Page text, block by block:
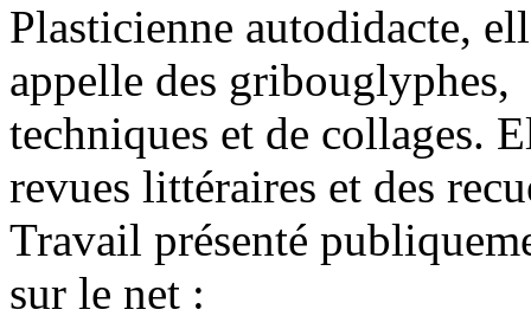
Plasticienne autodidacte,
appelle des gribouglyphes,
techniques et de collages.
revues littéraires et des
Travail présenté
sur le net :